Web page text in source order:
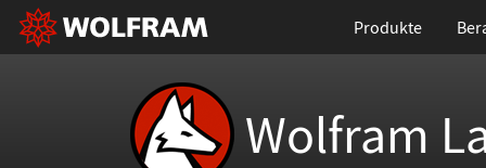
Produkte
Wolfram